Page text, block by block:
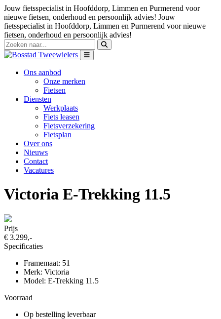
Jouw fietsspecialist in Hoofddorp, Limmen en Purmerend voor
nieuwe fietsen, onderhoud en persoonlijk advies! Jouw
fietsspecialist in Hoofddorp, Limmen en Purmerend voor nieuwe
fietsen, onderhoud en persoonlijk advies!
Ons aanbod
Onze merken
Fietsen
Diensten
Werkplaats
Fiets leasen
Fietsverzekering
Fietsplan
Over ons
Nieuws
Contact
Vacatures
Victoria E-Trekking 11.5
Prijs
€ 3.299,-
Specificaties
Framemaat: 51
Merk: Victoria
Model: E-Trekking 11.5
Voorraad
Op bestelling leverbaar